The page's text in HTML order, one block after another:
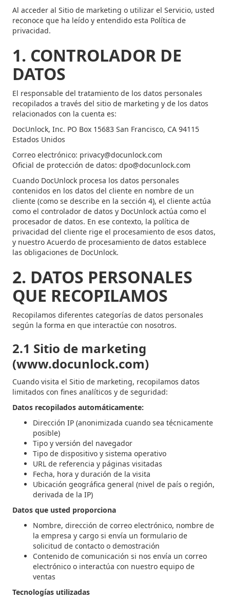
Al acceder al Sitio de marketing o utilizar el Servicio, usted
reconoce que ha leído y entendido esta Política de
privacidad.
1. CONTROLADOR DE
DATOS
El responsable del tratamiento de los datos personales
recopilados a través del sitio de marketing y de los datos
relacionados con la cuenta es:
DocUnlock, Inc. PO Box 15683 San Francisco, CA 94115
Estados Unidos
Correo electrónico: privacy@docunlock.com
Oficial de protección de datos: dpo@docunlock.com
Cuando DocUnlock procesa los datos personales
contenidos en los datos del cliente en nombre de un
cliente (como se describe en la sección 4), el cliente actúa
como el controlador de datos y DocUnlock actúa como el
procesador de datos. En ese contexto, la política de
privacidad del cliente rige el procesamiento de esos datos,
y nuestro Acuerdo de procesamiento de datos establece
las obligaciones de DocUnlock.
2. DATOS PERSONALES
QUE RECOPILAMOS
Recopilamos diferentes categorías de datos personales
según la forma en que interactúe con nosotros.
2.1 Sitio de marketing
(www.docunlock.com)
Cuando visita el Sitio de marketing, recopilamos datos
limitados con fines analíticos y de seguridad:
Datos recopilados automáticamente:
Dirección IP (anonimizada cuando sea técnicamente
posible)
Tipo y versión del navegador
Tipo de dispositivo y sistema operativo
URL de referencia y páginas visitadas
Fecha, hora y duración de la visita
Ubicación geográfica general (nivel de país o región,
derivada de la IP)
Datos que usted proporciona
Nombre, dirección de correo electrónico, nombre de
la empresa y cargo si envía un formulario de
solicitud de contacto o demostración
Contenido de comunicación si nos envía un correo
electrónico o interactúa con nuestro equipo de
ventas
Tecnologías utilizadas